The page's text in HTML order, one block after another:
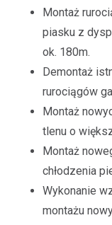
Montaż
piasku z
ok. 180m.
Demontaż
rurociągów
Montaż
tlenu o
Montaż
chłodzenia
Wykonanie
montażu